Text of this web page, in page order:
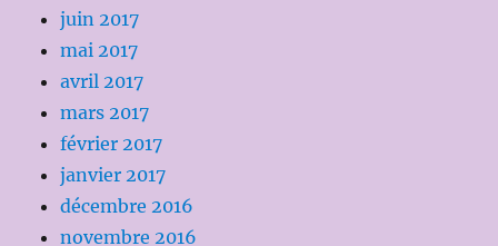
juin 2017
mai 2017
avril 2017
mars 2017
février 2017
janvier 2017
décembre 2016
novembre 2016